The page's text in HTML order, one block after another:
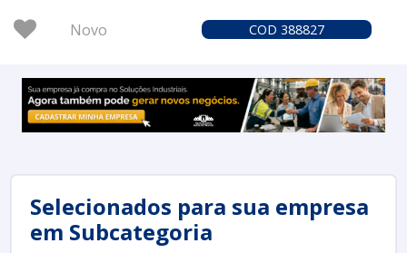
Novo COD 388827
Selecionados para sua empresa
em Subcategoria